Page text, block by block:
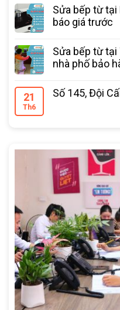
Sửa bếp từ tại
báo giá trước
Sửa bếp từ tại
nhà phố bảo
21
Th6
Số 145, Đội